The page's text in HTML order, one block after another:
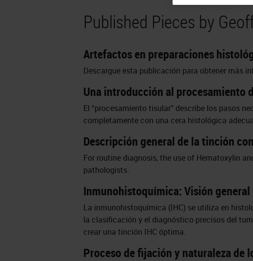
Published Pieces by
Artefactos en preparaciones
Descargue esta publicación para obtener más
Una introducción al procesamiento
El “procesamiento tisular” describe los pasos
completamente con una cera histológica
Descripción general de la tinción
For routine diagnosis, the use of Hematoxylin
pathologists.
Inmunohistoquímica: Visión
La inmunohistoquímica (IHC) se utiliza en
la clasificación y el diagnóstico precisos del
crear una tinción IHC óptima.
Proceso de fijación y naturaleza de